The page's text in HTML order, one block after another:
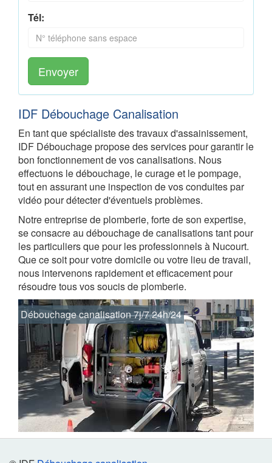
Tél:
Envoyer
IDF Débouchage Canalisation
En tant que spécialiste des travaux d'assainissement,
IDF Débouchage propose des services pour garantir le
bon fonctionnement de vos canalisations. Nous
effectuons le débouchage, le curage et le pompage,
tout en assurant une inspection de vos conduites par
vidéo pour détecter d'éventuels problèmes.
Notre entreprise de plomberie, forte de son expertise,
se consacre au débouchage de canalisations tant pour
les particuliers que pour les professionnels à Nucourt.
Que ce soit pour votre domicile ou votre lieu de travail,
nous intervenons rapidement et efficacement pour
résoudre tous vos soucis de plomberie.
Débouchage canalisation 7j/7 24h/24